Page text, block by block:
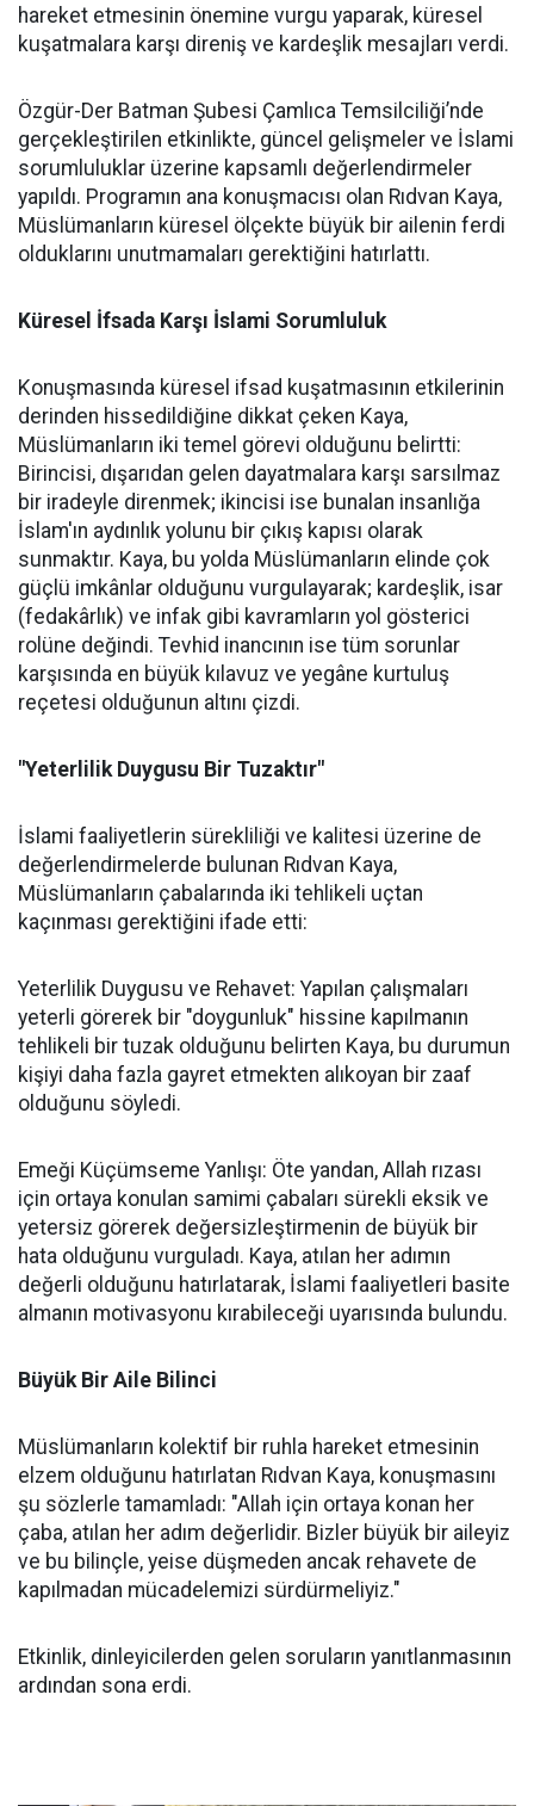
hareket etmesinin önemine vurgu yaparak, küresel
kuşatmalara karşı direniş ve kardeşlik mesajları verdi.
Özgür-Der Batman Şubesi Çamlıca Temsilciliği’nde
gerçekleştirilen etkinlikte, güncel gelişmeler ve İslami
sorumluluklar üzerine kapsamlı değerlendirmeler
yapıldı. Programın ana konuşmacısı olan Rıdvan Kaya,
Müslümanların küresel ölçekte büyük bir ailenin ferdi
olduklarını unutmamaları gerektiğini hatırlattı.
Küresel İfsada Karşı İslami Sorumluluk
Konuşmasında küresel ifsad kuşatmasının etkilerinin
derinden hissedildiğine dikkat çeken Kaya,
Müslümanların iki temel görevi olduğunu belirtti:
Birincisi, dışarıdan gelen dayatmalara karşı sarsılmaz
bir iradeyle direnmek; ikincisi ise bunalan insanlığa
İslam'ın aydınlık yolunu bir çıkış kapısı olarak
sunmaktır. Kaya, bu yolda Müslümanların elinde çok
güçlü imkânlar olduğunu vurgulayarak; kardeşlik, isar
(fedakârlık) ve infak gibi kavramların yol gösterici
rolüne değindi. Tevhid inancının ise tüm sorunlar
karşısında en büyük kılavuz ve yegâne kurtuluş
reçetesi olduğunun altını çizdi.
"Yeterlilik Duygusu Bir Tuzaktır"
İslami faaliyetlerin sürekliliği ve kalitesi üzerine de
değerlendirmelerde bulunan Rıdvan Kaya,
Müslümanların çabalarında iki tehlikeli uçtan
kaçınması gerektiğini ifade etti:
Yeterlilik Duygusu ve Rehavet: Yapılan çalışmaları
yeterli görerek bir "doygunluk" hissine kapılmanın
tehlikeli bir tuzak olduğunu belirten Kaya, bu durumun
kişiyi daha fazla gayret etmekten alıkoyan bir zaaf
olduğunu söyledi.
Emeği Küçümseme Yanlışı: Öte yandan, Allah rızası
için ortaya konulan samimi çabaları sürekli eksik ve
yetersiz görerek değersizleştirmenin de büyük bir
hata olduğunu vurguladı. Kaya, atılan her adımın
değerli olduğunu hatırlatarak, İslami faaliyetleri basite
almanın motivasyonu kırabileceği uyarısında bulundu.
Büyük Bir Aile Bilinci
Müslümanların kolektif bir ruhla hareket etmesinin
elzem olduğunu hatırlatan Rıdvan Kaya, konuşmasını
şu sözlerle tamamladı: "Allah için ortaya konan her
çaba, atılan her adım değerlidir. Bizler büyük bir aileyiz
ve bu bilinçle, yeise düşmeden ancak rehavete de
kapılmadan mücadelemizi sürdürmeliyiz."
Etkinlik, dinleyicilerden gelen soruların yanıtlanmasının
ardından sona erdi.